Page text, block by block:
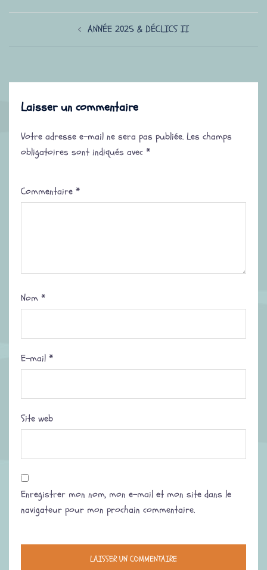
Navigation
ANNÉE 2025 & DÉCLICS II
Laisser un commentaire
Votre adresse e-mail ne sera pas publiée. Les champs
obligatoires sont indiqués avec *
Commentaire *
Nom *
E-mail *
Site web
Enregistrer mon nom, mon e-mail et mon site dans le
navigateur pour mon prochain commentaire.